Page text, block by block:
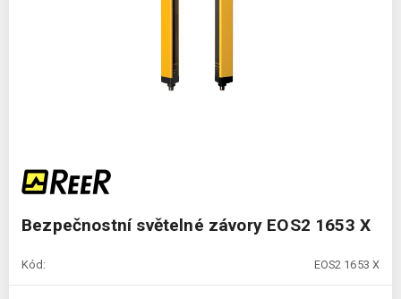
Bezpečnostní světelné závory EOS2 1653 X
Kód: EOS2 1653 X